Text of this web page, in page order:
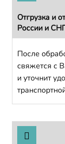
Отгрузка и
России и
После
свяжется с
и уточнит